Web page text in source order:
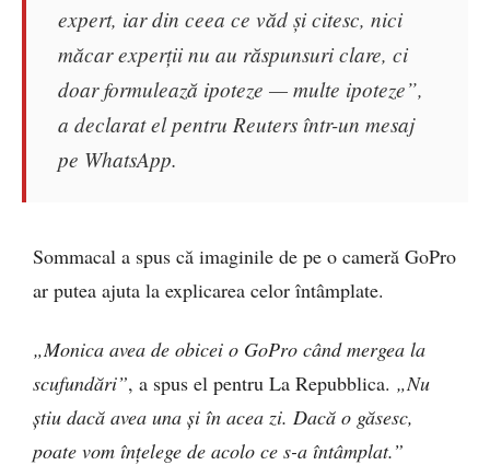
expert, iar din ceea ce văd și citesc, nici
măcar experții nu au răspunsuri clare, ci
doar formulează ipoteze — multe ipoteze”,
a declarat el pentru Reuters într-un mesaj
pe WhatsApp.
Sommacal a spus că imaginile de pe o cameră GoPro
ar putea ajuta la explicarea celor întâmplate.
„Monica avea de obicei o GoPro când mergea la
scufundări”, a spus el pentru La Repubblica. „Nu
știu dacă avea una și în acea zi. Dacă o găsesc,
poate vom înțelege de acolo ce s-a întâmplat.”